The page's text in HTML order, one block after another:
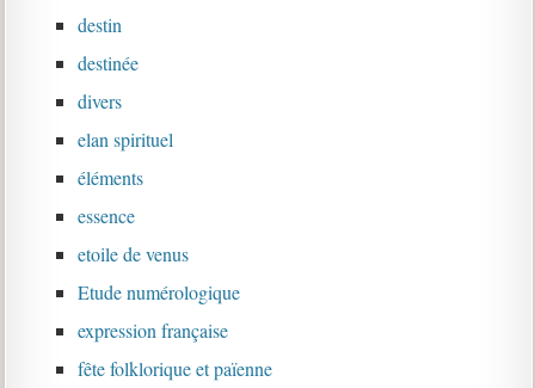
destin
destinée
divers
elan spirituel
éléments
essence
etoile de venus
Etude numérologique
expression française
fête folklorique et païenne